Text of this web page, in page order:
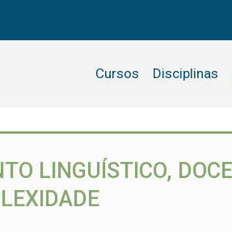
Cursos Disciplinas
LINGUÍSTICO,